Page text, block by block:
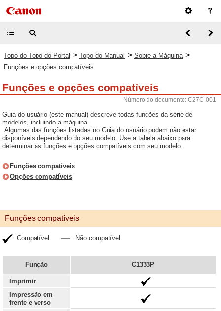
Topo do Topo do Portal > Topo do Manual > Sobre a Máquina >
Funções e opções compatíveis
Funções e opções compatíveis
Número do documento: C27C-001
Guia do usuário (este manual) descreve todas funções da série de
modelos, incluindo a máquina.
Algumas das funções listadas no Guia do usuário podem não estar
disponíveis dependendo do seu modelo. Use a tabela abaixo para
determinar as funções e opções compatíveis com seu modelo.
Funções compatíveis
Opções compatíveis
Funções compatíveis
: Compatível : Não compatível
Função C1333P
Imprimir
Impressão em
frente e verso